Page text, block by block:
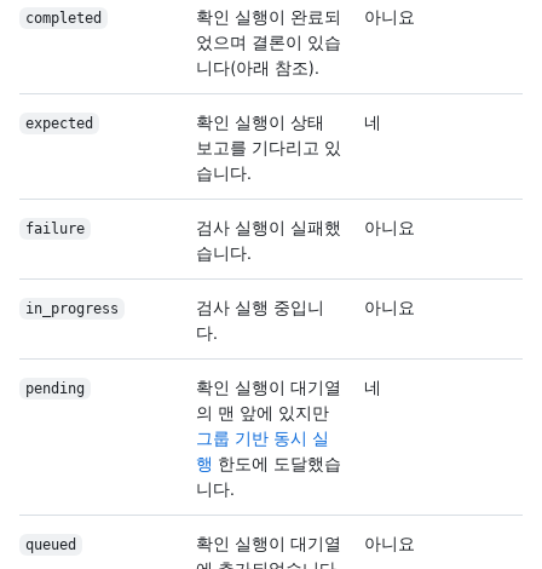
completed
확인 실행이 완료되
었으며 결론이 있습
니다(아래 참조).
아니요
expected
확인 실행이 상태
보고를 기다리고 있
습니다.
네
failure
검사 실행이 실패했
습니다.
아니요
in_progress
검사 실행 중입니
다.
아니요
pending
확인 실행이 대기열
의 맨 앞에 있지만
그룹 기반 동시 실
행 한도에 도달했습
니다.
네
queued
확인 실행이 대기열
아니요